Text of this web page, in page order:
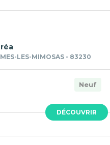
DÉCOUVRIR
LES-MIMOSAS - 83230
Neuf